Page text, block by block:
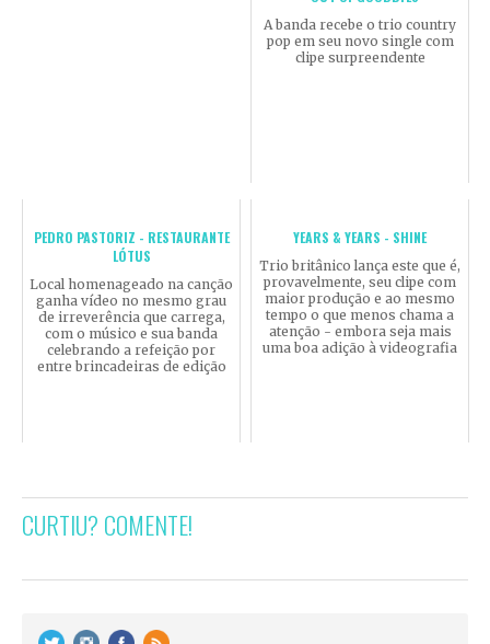
A banda recebe o trio country
pop em seu novo single com
clipe surpreendente
PEDRO PASTORIZ - RESTAURANTE
LÓTUS
Local homenageado na canção
ganha vídeo no mesmo grau
de irreverência que carrega,
com o músico e sua banda
celebrando a refeição por
entre brincadeiras de edição
YEARS & YEARS - SHINE
Trio britânico lança este que é,
provavelmente, seu clipe com
maior produção e ao mesmo
tempo o que menos chama a
atenção - embora seja mais
uma boa adição à videografia
CURTIU? COMENTE!